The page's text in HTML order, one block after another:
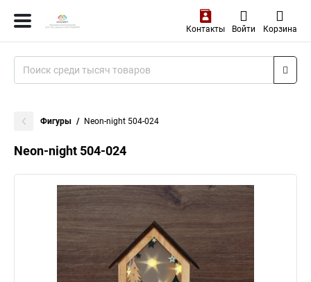
Контакты Войти Корзина
Фигуры Neon-night 504-024
Neon-night 504-024